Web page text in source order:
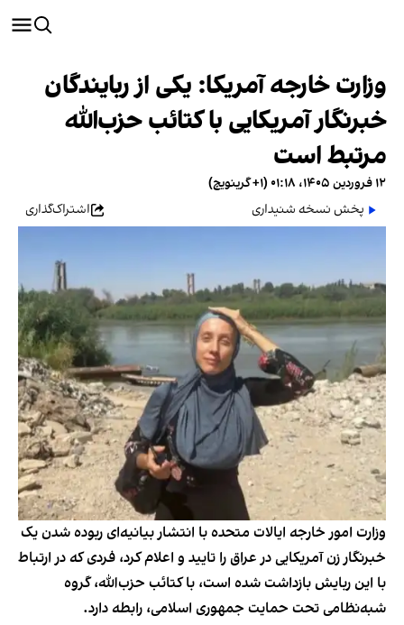
وزارت خارجه آمریکا: یکی از ربایندگان
خبرنگار آمریکایی با کتائب حز‌ب‌الله
مرتبط است
۱۲ فروردین ۱۴۰۵، ۰۱:۱۸ (‎+۱ گرینویچ)
پخش نسخه شنیداری
اشتراک‌گذاری
وزارت امور خارجه ایالات متحده با انتشار بیانیه‌ای ربوده شدن یک
خبرنگار زن آمریکایی در عراق را تایید و اعلام کرد، فردی که در ارتباط
با این ربایش بازداشت شده است، با کتائب حزب‌الله، گروه
شبه‌نظامی تحت حمایت جمهوری اسلامی، رابطه دارد.